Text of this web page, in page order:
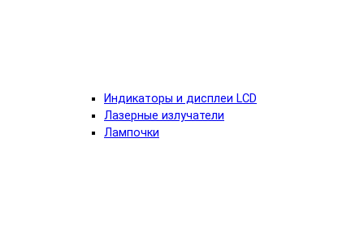
Индикаторы и дисплеи LCD
Лазерные излучатели
Лампочки